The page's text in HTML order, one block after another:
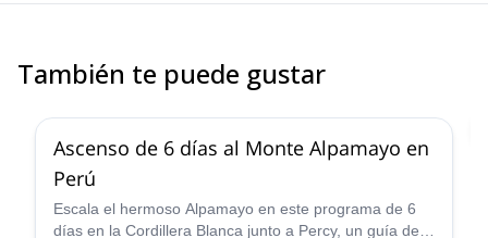
También te puede gustar
Ascenso de 6 días al Monte Alpamayo en
Perú
Escala el hermoso Alpamayo en este programa de 6
días en la Cordillera Blanca junto a Percy, un guía de